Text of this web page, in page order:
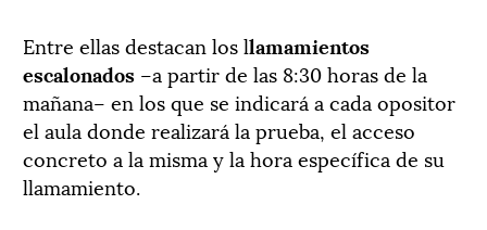
Entre ellas destacan los llamamientos
escalonados –a partir de las 8:30 horas de la
mañana– en los que se indicará a cada opositor
el aula donde realizará la prueba, el acceso
concreto a la misma y la hora específica de su
llamamiento.